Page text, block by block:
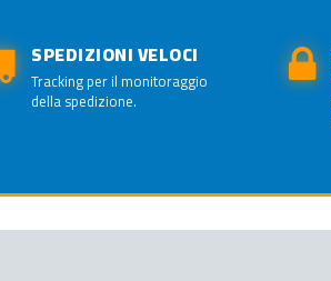
SPEDIZIONI VELOCI
Tracking per il monitoraggio
della spedizione.